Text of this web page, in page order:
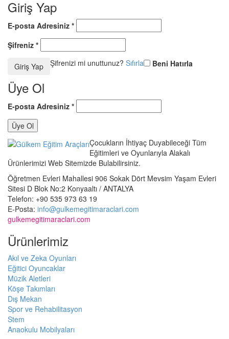
Giriş Yap
E-posta Adresiniz *
Şifreniz *
Giriş Yap Şifrenizi mi unuttunuz? Sıfırla Beni Hatırla
Üye Ol
E-posta Adresiniz *
Üye Ol
Çocukların İhtiyaç Duyabileceği Tüm
Eğitimleri ve Oyunlarıyla Alakalı
Ürünlerimizi Web Sitemizde Bulabilirsiniz.
Öğretmen Evleri Mahallesi 906 Sokak Dört Mevsim Yaşam Evleri
Sitesi D Blok No:2 Konyaaltı / ANTALYA
Telefon: +90 535 973 63 19
E-Posta: info@gulkemegitimaraclari.com
gulkemegitimaraclari.com
Ürünlerimiz
Akıl ve Zeka Oyunları
Eğitici Oyuncaklar
Müzik Aletleri
Köşe Takımları
Dış Mekan
Spor ve Rehabilitasyon
Stem
Anaokulu Mobilyaları